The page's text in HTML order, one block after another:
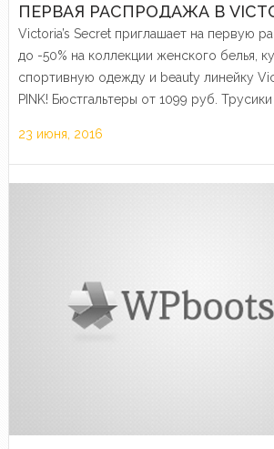
ПЕРВАЯ РАСПРОДАЖА В
Victoria’s Secret приглашает на первую
до -50% на коллекции женского белья,
спортивную одежду и beauty линейку
PINK! Бюстгальтеры от 1099 руб.
23 июня, 2016